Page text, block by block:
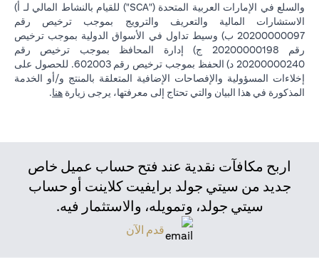
والسلع في الإمارات العربية المتحدة ("SCA") للقيام بالنشاط المالي لـ أ)
الاستشارات المالية والتعريف والترويج بموجب ترخيص رقم
20200000097 ب) وسيط تداول في الأسواق الدولية بموجب ترخيص
رقم 20200000198 ج) إدارة المحافظ بموجب ترخيص رقم
20200000240 د) الحفظ بموجب ترخيص رقم 602003. للحصول على
إخلاءات المسؤولية والإفصاحات الإضافية المتعلقة بالمنتج و/أو الخدمة
المذكورة في هذا البيان والتي تحتاج إلى معرفتها، يرجى زيارة هنا.
اربح مكافآت نقدية عند فتح حساب عميل خاص
جديد من سيتي جولد برايفيت كلاينت أو حساب
سيتي جولد، وتمويله، والاستثمار فيه.
قدم الآن